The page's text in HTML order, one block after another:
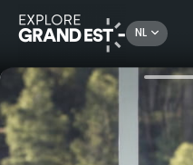
NL
Kijk je ogen uit in de Grand Est